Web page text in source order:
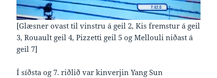
[Glæsner ovast til vinstru á geil 2, Kis fremstur á geil
3, Rouault geil 4, Pizzetti geil 5 og Mellouli niðast á
geil 7]
Í síðsta og 7. riðlið var kinverjin Yang Sun